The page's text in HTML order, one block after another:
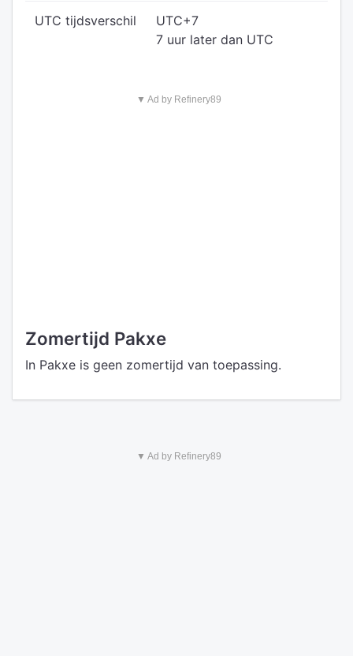
UTC tijdsverschil
UTC+7
7 uur later dan UTC
▼ Ad by Refinery89
Zomertijd Pakxe
In Pakxe is geen zomertijd van toepassing.
▼ Ad by Refinery89